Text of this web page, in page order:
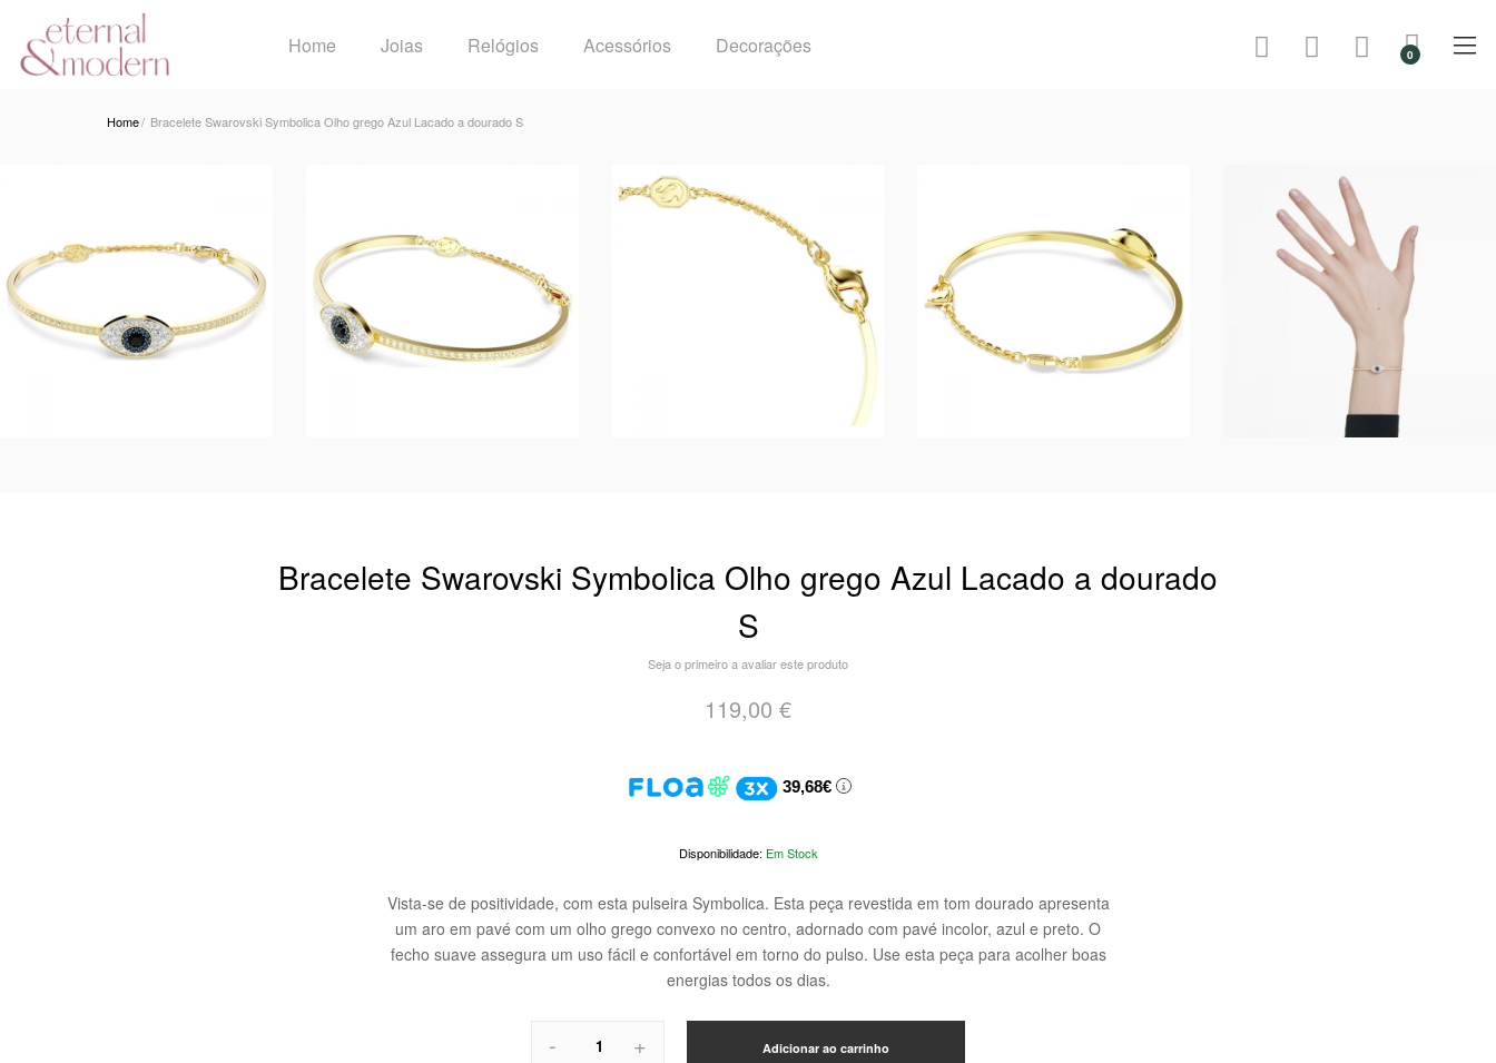
Home Joias Relógios Acessórios Decorações
Home Bracelete Swarovski Symbolica Olho grego Azul Lacado a dourado S
Bracelete Swarovski Symbolica Olho grego Azul Lacado a dourado
S
Seja o primeiro a avaliar este produto
119,00 €
39,68€
Em Stock
Vista-se de positividade, com esta pulseira Symbolica. Esta peça revestida em tom dourado apresenta
um aro em pavé com um olho grego convexo no centro, adornado com pavé incolor, azul e preto. O
fecho suave assegura um uso fácil e confortável em torno do pulso. Use esta peça para acolher boas
energias todos os dias.
- + Adicionar ao carrinho